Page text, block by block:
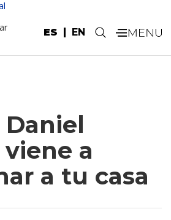
ES EN .
Daniel
a
a tu casa